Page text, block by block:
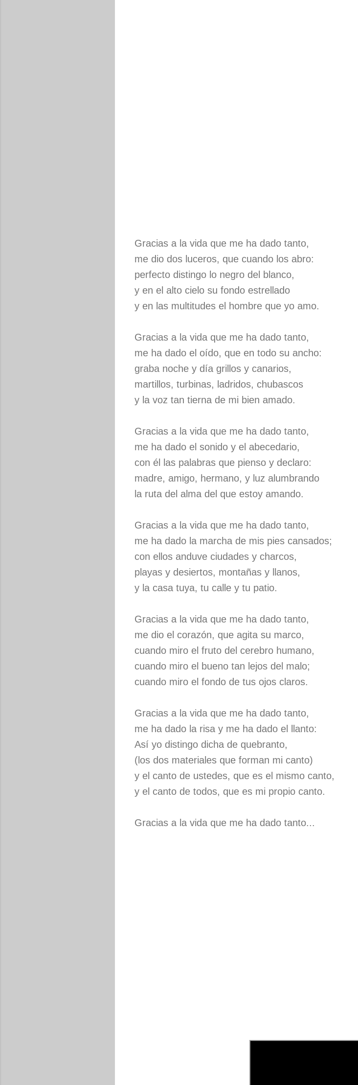
Gracias a la vida que me ha dado tanto,
me dio dos luceros, que cuando los abro:
perfecto distingo lo negro del blanco,
y en el alto cielo su fondo estrellado
y en las multitudes el hombre que yo amo.
Gracias a la vida que me ha dado tanto,
me ha dado el oído, que en todo su ancho:
graba noche y día grillos y canarios,
martillos, turbinas, ladridos, chubascos
y la voz tan tierna de mi bien amado.
Gracias a la vida que me ha dado tanto,
me ha dado el sonido y el abecedario,
con él las palabras que pienso y declaro:
madre, amigo, hermano, y luz alumbrando
la ruta del alma del que estoy amando.
Gracias a la vida que me ha dado tanto,
me ha dado la marcha de mis pies cansados;
con ellos anduve ciudades y charcos,
playas y desiertos, montañas y llanos,
y la casa tuya, tu calle y tu patio.
Gracias a la vida que me ha dado tanto,
me dio el corazón, que agita su marco,
cuando miro el fruto del cerebro humano,
cuando miro el bueno tan lejos del malo;
cuando miro el fondo de tus ojos claros.
Gracias a la vida que me ha dado tanto,
me ha dado la risa y me ha dado el llanto:
Así yo distingo dicha de quebranto,
(los dos materiales que forman mi canto)
y el canto de ustedes, que es el mismo canto,
y el canto de todos, que es mi propio canto.
Gracias a la vida que me ha dado tanto...